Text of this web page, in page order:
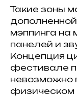
Такие зоны
мэппинга
панелей и
Концепция
фестивале
невозможно